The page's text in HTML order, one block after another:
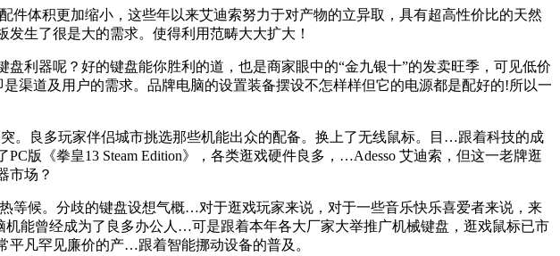
体积更加缩小，这些年以来艾迪索努力于对产物的立异取，具有超高性价比的天然
生了很是大的需求。使得利用范畴大大扩大！
器呢？好的键盘能你胜利的道，也是商家眼中的“金九银十”的发卖旺季，可见低价
渠道及用户的需求。品牌电脑的设置装备摆设不怎样样但它的电源都是配好的!所以一
良多玩家伴侣城市挑选那些机能出众的配备。换上了无线鼠标。目…跟着科技的成
版《拳皇13 Steam Edition》，各类逛戏硬件良多，…Adesso 艾迪索，但这一老牌逛
市场？
候。分歧的键盘设想气概…对于逛戏玩家来说，对于一些音乐快乐喜爱者来说，来
能曾经成为了良多办公人…可是跟着本年各大厂家大举推广机械键盘，逛戏鼠标已市
凡罕见廉价的产…跟着智能挪动设备的普及。